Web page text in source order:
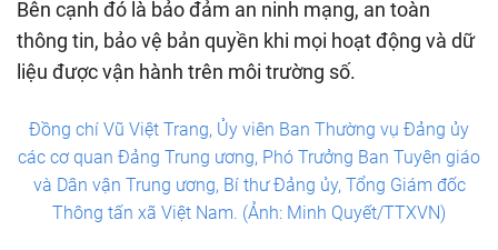
Bên cạnh đó là bảo đảm an ninh mạng, an toàn
thông tin, bảo vệ bản quyền khi mọi hoạt động và dữ
liệu được vận hành trên môi trường số.
Đồng chí Vũ Việt Trang, Ủy viên Ban Thường vụ Đảng ủy
các cơ quan Đảng Trung ương, Phó Trưởng Ban Tuyên giáo
và Dân vận Trung ương, Bí thư Đảng ủy, Tổng Giám đốc
Thông tấn xã Việt Nam. (Ảnh: Minh Quyết/TTXVN)